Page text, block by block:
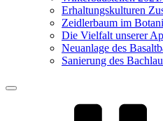
Erhaltungskulturen
Zeidlerbaum im
Die Vielfalt unserer
Neuanlage des
Sanierung des